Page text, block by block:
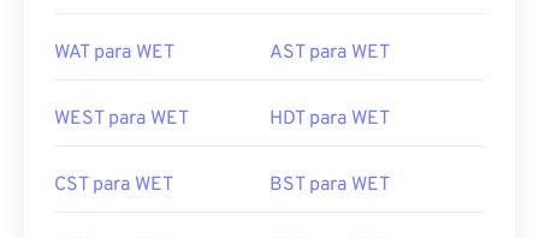
WAT para WET AST para WET
WEST para WET HDT para WET
CST para WET BST para WET